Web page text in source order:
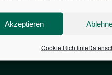
Akzeptieren
Cookie Richtlinie